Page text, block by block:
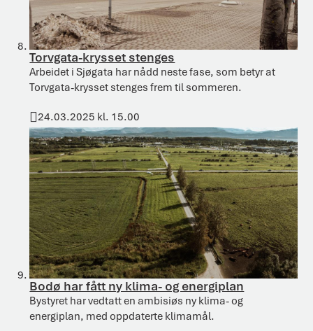
Torvgata-krysset stenges
Arbeidet i Sjøgata har nådd neste fase, som betyr at
Torvgata-krysset stenges frem til sommeren.
Publisert
24.03.2025 kl. 15.00
Bodø har fått ny klima- og energiplan
Bystyret har vedtatt en ambisiøs ny klima- og
energiplan, med oppdaterte klimamål.